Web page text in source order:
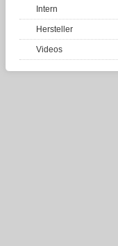
Intern
Hersteller
Videos